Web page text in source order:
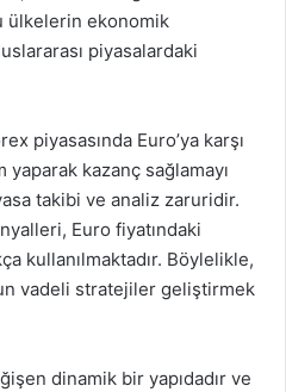
ülkelerin ekonomik
piyasalardaki
piyasasında Euro’ya karşı
kazanç sağlamayı
takibi ve analiz zaruridir.
Euro fiyatındaki
kullanılmaktadır. Böylelikle,
vadeli stratejiler geliştirmek
dinamik bir yapıdadır ve